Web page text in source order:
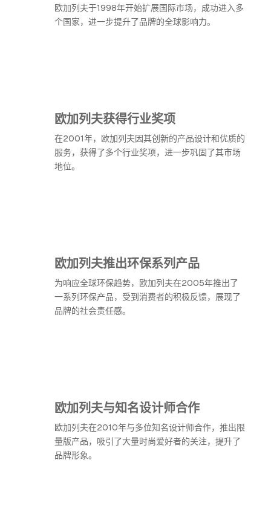
欧加列夫于1998年开始扩展国际市场，成功进入多
个国家，进一步提升了品牌的全球影响力。
欧加列夫获得行业奖项
在2001年，欧加列夫因其创新的产品设计和优质的
服务，获得了多个行业奖项，进一步巩固了其市场
地位。
欧加列夫推出环保系列产品
为响应全球环保趋势，欧加列夫在2005年推出了
一系列环保产品，受到消费者的积极反馈，展现了
品牌的社会责任感。
欧加列夫与知名设计师合作
欧加列夫在2010年与多位知名设计师合作，推出限
量版产品，吸引了大量时尚爱好者的关注，提升了
品牌形象。